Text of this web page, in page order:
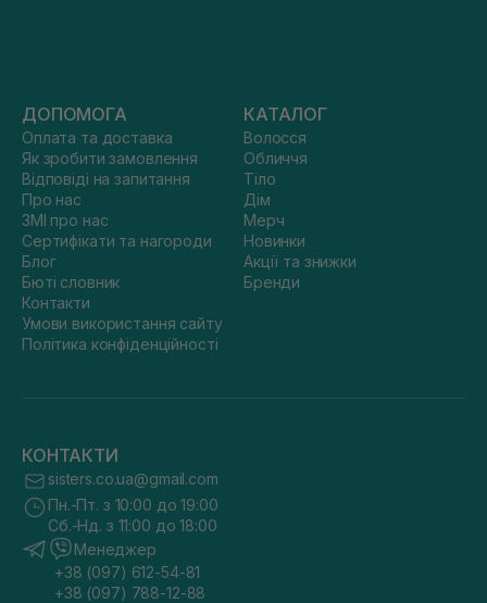
ДОПОМОГА
Оплата та доставка
Як зробити замовлення
Відповіді на запитання
Про нас
ЗМІ про нас
Сертифікати та нагороди
Блог
Бюті словник
Контакти
Умови використання сайту
Політика конфіденційності
КАТАЛОГ
Волосся
Обличчя
Тіло
Дім
Мерч
Новинки
Акції та знижки
Бренди
КОНТАКТИ
sisters.co.ua@gmail.com
Пн.-Пт. з 10:00 до 19:00
Сб.-Нд. з 11:00 до 18:00
Менеджер
+38 (097) 612-54-81
+38 (097) 788-12-88